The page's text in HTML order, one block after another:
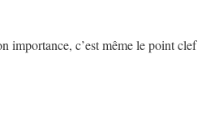
importance, c’est même le point clef